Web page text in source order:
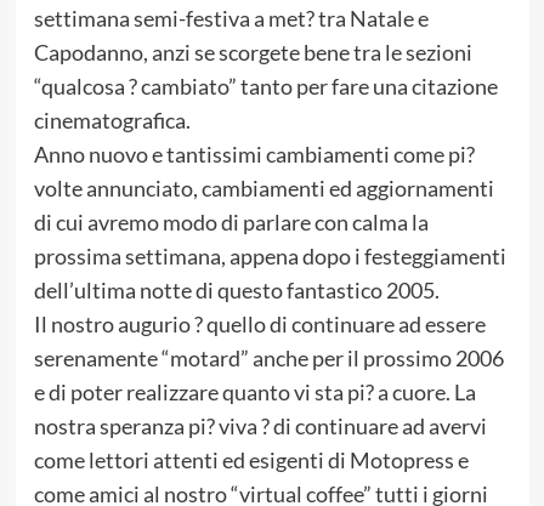
settimana semi-festiva a met? tra Natale e
Capodanno, anzi se scorgete bene tra le sezioni
“qualcosa ? cambiato” tanto per fare una citazione
cinematografica.
Anno nuovo e tantissimi cambiamenti come pi?
volte annunciato, cambiamenti ed aggiornamenti
di cui avremo modo di parlare con calma la
prossima settimana, appena dopo i festeggiamenti
dell’ultima notte di questo fantastico 2005.
Il nostro augurio ? quello di continuare ad essere
serenamente “motard” anche per il prossimo 2006
e di poter realizzare quanto vi sta pi? a cuore. La
nostra speranza pi? viva ? di continuare ad avervi
come lettori attenti ed esigenti di Motopress e
come amici al nostro “virtual coffee” tutti i giorni